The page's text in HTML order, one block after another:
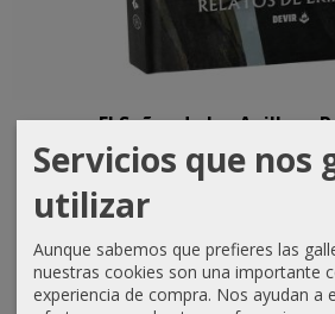
El Señor de los Anillos -
31,50 €35,00
Servicios que nos
utilizar
Aunque sabemos que prefieres las
nuestras cookies son una importante
experiencia de compra. Nos ayudan a